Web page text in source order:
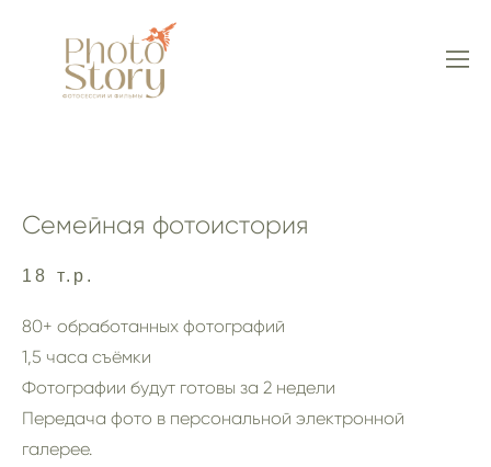
Семейная фотоистория
18 т.р.
80+ обработанных фотографий
1,5 часа съёмки
Фотографии будут готовы за 2 недели
Передача фото в персональной электронной
галерее.